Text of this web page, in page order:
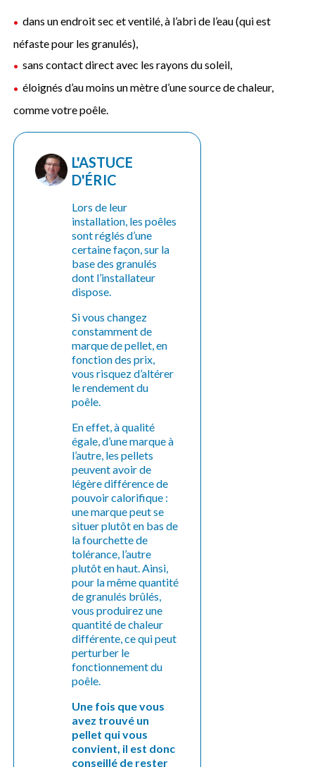
dans un endroit sec et ventilé, à l’abri de l’eau (qui est
néfaste pour les granulés),
sans contact direct avec les rayons du soleil,
éloignés d’au moins un mètre d’une source de chaleur,
comme votre poêle.
L'ASTUCE
D'ÉRIC
Lors de leur
installation, les poêles
sont réglés d’une
certaine façon, sur la
base des granulés
dont l’installateur
dispose.
Si vous changez
constamment de
marque de pellet, en
fonction des prix,
vous risquez d’altérer
le rendement du
poêle.
En effet, à qualité
égale, d’une marque à
l’autre, les pellets
peuvent avoir de
légère différence de
pouvoir calorifique :
une marque peut se
situer plutôt en bas de
la fourchette de
tolérance, l’autre
plutôt en haut. Ainsi,
pour la même quantité
de granulés brûlés,
vous produirez une
quantité de chaleur
différente, ce qui peut
perturber le
fonctionnement du
poêle.
Une fois que vous
avez trouvé un
pellet qui vous
convient, il est donc
conseillé de rester